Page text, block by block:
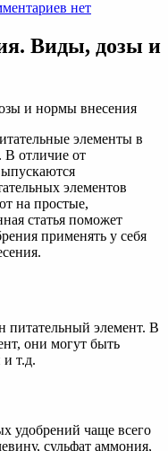
записи
удобрения.
нормы
нет
Виды, дозы и
элементы в
В отличие от
элементов
на простые,
статья поможет
применять у себя
питательный элемент. В
они могут быть
т.д.
удобрений чаще всего
сульфат аммония,